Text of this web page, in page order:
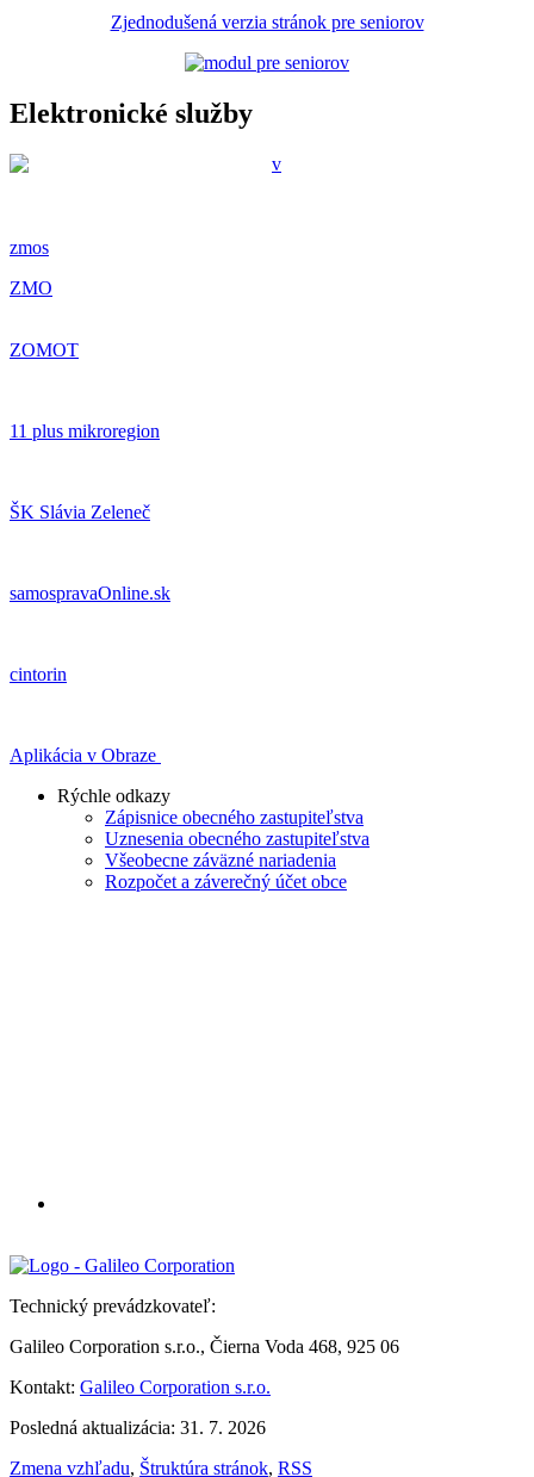
Zjednodušená verzia stránok pre seniorov
Elektronické služby
zmos
ZMO
ZOMOT
11 plus mikroregion
ŠK Slávia Zeleneč
samospravaOnline.sk
cintorin
Aplikácia v Obraze
Rýchle odkazy
Zápisnice obecného zastupiteľstva
Uznesenia obecného zastupiteľstva
Všeobecne záväzné nariadenia
Rozpočet a záverečný účet obce
Technický prevádzkovateľ:
Galileo Corporation s.r.o., Čierna Voda 468, 925 06
Kontakt: Galileo Corporation s.r.o.
Posledná aktualizácia: 31. 7. 2026
Zmena vzhľadu, Štruktúra stránok, RSS